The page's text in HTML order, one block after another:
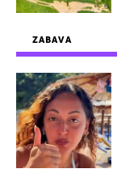
ZABAVA